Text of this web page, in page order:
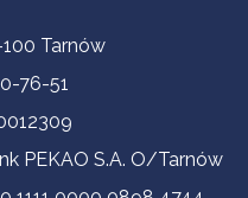
kontaktowe
100 Tarnów
76-51
PEKAO S.A. O/Tarnów